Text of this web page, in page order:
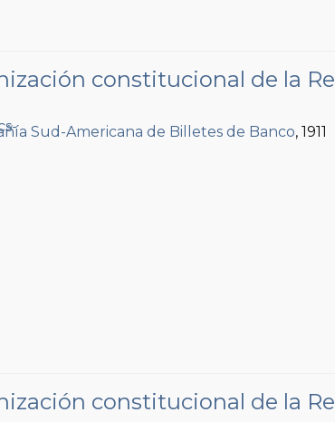
constitucional de la
Sud-Americana de Billetes de Banco, 1911
constitucional de la